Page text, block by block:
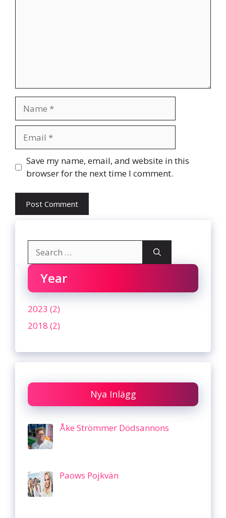
Website
Save my name, email, and website in this
browser for the next time I comment.
for:
Year
2023 (2)
2018 (2)
Nya Inlägg
Åke Strömmer Dödsannons
Paows Pojkvän